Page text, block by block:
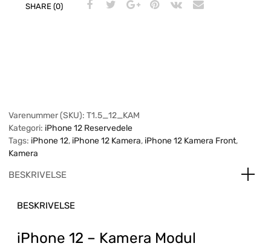
SHARE (0)
Varenummer (SKU): T1.5_12_KAM
Kategori: iPhone 12 Reservedele
Tags: iPhone 12, iPhone 12 Kamera, iPhone 12 Kamera Front,
Kamera
BESKRIVELSE
BESKRIVELSE
iPhone 12 – Kamera Modul